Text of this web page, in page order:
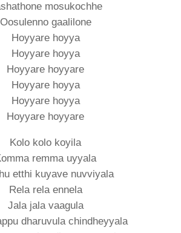
mosukochhe
Oosulenno gaalilone
Hoyyare hoyya
Hoyyare hoyya
Hoyyare hoyyare
Hoyyare hoyya
Hoyyare hoyya
Hoyyare hoyyare
Kolo kolo koyila
remma uyyala
etthi kuyave nuvviyala
Rela rela ennela
Jala jala vaagula
dharuvula chindheyyala